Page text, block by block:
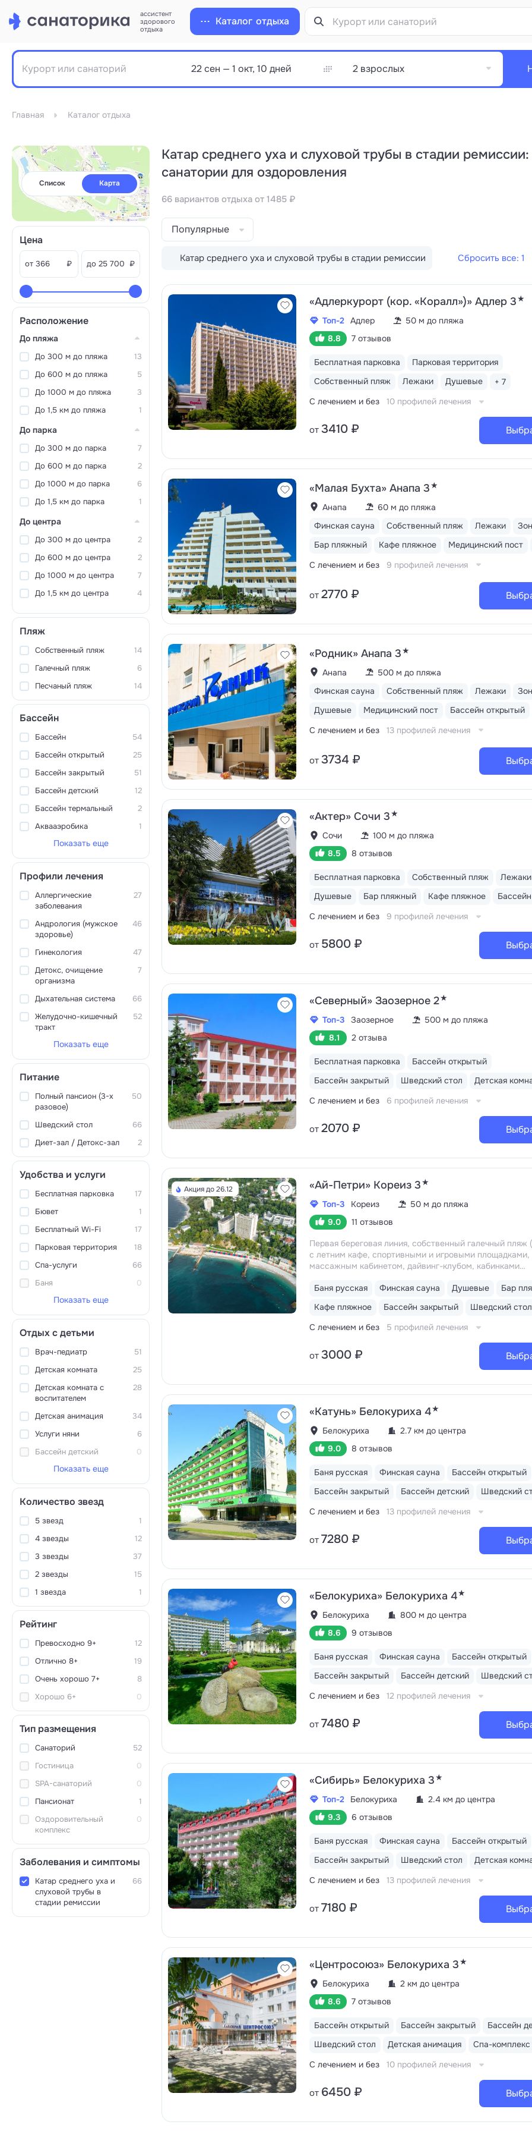
ассистент
здорового
отдыха
Каталог отдыха
2 взрослых
Главная Каталог отдыха
Список Карта
Цена
от ₽ до ₽
Расположение
До пляжа
До 300 м до пляжа
13
До 600 м до пляжа
5
До 1000 м до пляжа
3
До 1,5 км до пляжа
1
До парка
До 300 м до парка
7
До 600 м до парка
2
До 1000 м до парка
6
До 1,5 км до парка
1
До центра
До 300 м до центра
2
До 600 м до центра
2
До 1000 м до центра
7
До 1,5 км до центра
4
Пляж
Собственный пляж
14
Галечный пляж
6
Песчаный пляж
14
Бассейн
Бассейн
54
Бассейн открытый
25
Бассейн закрытый
51
Бассейн детский
12
Бассейн термальный
2
Аквааэробика
1
Показать еще
Профили лечения
Аллергические
заболевания
27
Андрология (мужское
здоровье)
46
Гинекология
47
Детокс, очищение
организма
7
Дыхательная система
66
Желудочно-кишечный
тракт
52
Показать еще
Питание
Полный пансион (3-х
разовое)
50
Шведский стол
66
Диет-зал / Детокс-зал
2
Удобства и услуги
Бесплатная парковка
17
Бювет
1
Бесплатный Wi-Fi
17
Парковая территория
18
Спа-услуги
66
Баня
0
Показать еще
Отдых с детьми
Врач-педиатр
51
Детская комната
25
Детская комната с
воспитателем
28
Детская анимация
34
Услуги няни
6
Бассейн детский
0
Показать еще
Количество звезд
5 звезд
1
4 звезды
12
3 звезды
37
2 звезды
15
1 звезда
1
Рейтинг
Превосходно 9+
12
Отлично 8+
19
Очень хорошо 7+
8
Хорошо 6+
0
Тип размещения
Санаторий
52
Гостиница
0
SPA-санаторий
0
Пансионат
1
Оздоровительный
комплекс
0
Заболевания и симптомы
Катар среднего уха и
слуховой трубы в
стадии ремиссии
66
Катар среднего уха и слуховой трубы в стадии ремиссии:
санатории для оздоровления
66 вариантов отдыха от 1485 ₽
Популярные
Катар среднего уха и слуховой трубы в стадии ремиссии Сбросить все: 1
«Адлеркурорт (кор. «Коралл»)» Адлер 3★
Топ-2 Адлер
50 м до пляжа
8.8
7 отзывов
Бесплатная парковка
Парковая территория
Собственный пляж
Лежаки Душевые
+ 7
С лечением и без
10 профилей лечения
от 3410 ₽
«Малая Бухта» Анапа 3★
Анапа
60 м до пляжа
Финская сауна
Собственный пляж Лежаки
Бар пляжный
Кафе пляжное Медицинский пост
С лечением и без
9 профилей лечения
от 2770 ₽
«Родник» Анапа 3★
Анапа
500 м до пляжа
Финская сауна
Собственный пляж Лежаки
Душевые
Медицинский пост Бассейн открытый
С лечением и без
13 профилей лечения
от 3734 ₽
«Актер» Сочи 3★
Сочи
100 м до пляжа
8.5
8 отзывов
Бесплатная парковка Собственный пляж Лежаки
Душевые
Бар пляжный Кафе пляжное
С лечением и без
9 профилей лечения
от 5800 ₽
«Северный» Заозерное 2★
Топ-3 Заозерное
500 м до пляжа
8.1
2 отзыва
Бесплатная парковка
Бассейн открытый
Бассейн закрытый
Шведский стол Детская
С лечением и без
6 профилей лечения
от 2070 ₽
Акция до 26.12 «Ай-Петри» Кореиз 3★
Топ-3 Кореиз
50 м до пляжа
9.0
11 отзывов
Первая береговая линия, собственный галечный пляж
с летним кафе, спортивными и игровыми площадками,
массажным кабинетом, дайвинг-клубом, кабинками
до Мисхорского парка и нижней станции канатной
сосновый лес и горные склоны с папоротниками,
Массандры
Трёхразовое питание «шведский стол». В
кофемашины. Отдельный ресторан для гостей
Сюит», «Люкс» и «Апартаменты». На пляже работает
«Морское» с открытой террасой и бистро «Весна»
Акватермальный комплекс: крытый бассейн 196
Баня русская Финская сауна Душевые
Бар
Кафе пляжное
Бассейн закрытый Шведский стол
С лечением и без
5 профилей лечения
от 3000 ₽
«Катунь» Белокуриха 4★
Белокуриха
2.7 км до центра
9.0
8 отзывов
Баня русская Финская сауна
Бассейн открытый
Бассейн закрытый
Бассейн детский Шведский
С лечением и без
13 профилей лечения
от 7280 ₽
«Белокуриха» Белокуриха 4★
Белокуриха
800 м до центра
8.6
9 отзывов
Баня русская Финская сауна
Бассейн открытый
Бассейн закрытый
Бассейн детский Шведский
С лечением и без
12 профилей лечения
от 7480 ₽
«Сибирь» Белокуриха 3★
Топ-2 Белокуриха
2.4 км до центра
9.3
6 отзывов
Баня русская Финская сауна
Бассейн открытый
Бассейн закрытый
Шведский стол Детская
С лечением и без
13 профилей лечения
от 7180 ₽
«Центросоюз» Белокуриха 3★
Белокуриха
2 км до центра
8.6
7 отзывов
Бассейн открытый Бассейн закрытый
Бассейн
Шведский стол
Детская анимация Спа-комплекс
С лечением и без
10 профилей лечения
от 6450 ₽